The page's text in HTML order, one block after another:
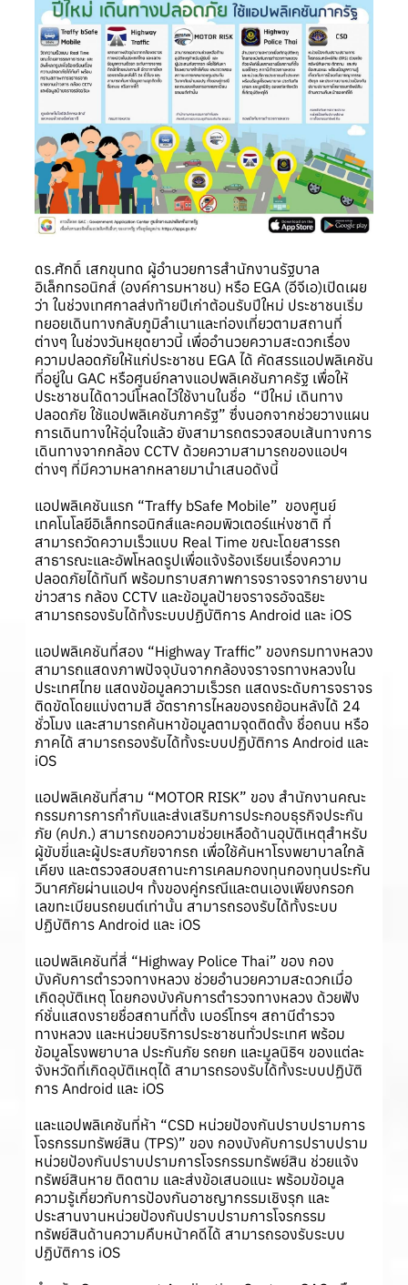
ดร.ศักดิ์ เสกขุนทด ผู้อำนวยการสำนักงานรัฐบาล
อิเล็กทรอนิกส์ (องค์การมหาชน) หรือ EGA (อีจีเอ)เปิดเผย
ว่า ในช่วงเทศกาลส่งท้ายปีเก่าต้อนรับปีใหม่ ประชาชนเริ่ม
ทยอยเดินทางกลับภูมิลำเนาและท่องเที่ยวตามสถานที่
ต่างๆ ในช่วงวันหยุดยาวนี้ เพื่ออำนวยความสะดวกเรื่อง
ความปลอดภัยให้แก่ประชาชน EGA ได้ คัดสรรแอปพลิเคชัน
ที่อยู่ใน GAC หรือศูนย์กลางแอปพลิเคชันภาครัฐ เพื่อให้
ประชาชนได้ดาวน์โหลดไว้ใช้งานในชื่อ “ปีใหม่ เดินทาง
ปลอดภัย ใช้แอปพลิเคชันภาครัฐ” ซึ่งนอกจากช่วยวางแผน
การเดินทางให้อุ่นใจแล้ว ยังสามารถตรวจสอบเส้นทางการ
เดินทางจากกล้อง CCTV ด้วยความสามารถของแอปฯ
ต่างๆ ที่มีความหลากหลายมานำเสนอดังนี้
แอปพลิเคชันแรก “Traffy bSafe Mobile” ของศูนย์
เทคโนโลยีอิเล็กทรอนิกส์และคอมพิวเตอร์แห่งชาติ ที่
สามารถวัดความเร็วแบบ Real Time ขณะโดยสารรถ
สาธารณะและอัพโหลดรูปเพื่อแจ้งร้องเรียนเรื่องความ
ปลอดภัยได้ทันที พร้อมทราบสภาพการจราจรจากรายงาน
ข่าวสาร กล้อง CCTV และข้อมูลป้ายจราจรอัจฉริยะ
สามารถรองรับได้ทั้งระบบปฏิบัติการ Android และ iOS
แอปพลิเคชันที่สอง “Highway Traffic” ของกรมทางหลวง
สามารถแสดงภาพปัจจุบันจากกล้องจราจรทางหลวงใน
ประเทศไทย แสดงข้อมูลความเร็วรถ แสดงระดับการจราจร
ติดขัดโดยแบ่งตามสี อัตราการไหลของรถย้อนหลังได้ 24
ชั่วโมง และสามารถค้นหาข้อมูลตามจุดติดตั้ง ชื่อถนน หรือ
ภาคได้ สามารถรองรับได้ทั้งระบบปฏิบัติการ Android และ
iOS
แอปพลิเคชันที่สาม “MOTOR RISK” ของ สำนักงานคณะ
กรรมการการกำกับและส่งเสริมการประกอบธุรกิจประกัน
ภัย (คปภ.) สามารถขอความช่วยเหลือด้านอุบัติเหตุสำหรับ
ผู้ขับขี่และผู้ประสบภัยจากรถ เพื่อใช้ค้นหาโรงพยาบาลใกล้
เคียง และตรวจสอบสถานะการเคลมกองทุนกองทุนประกัน
วินาศภัยผ่านแอปฯ ทั้งของคู่กรณีและตนเองเพียงกรอก
เลขทะเบียนรถยนต์เท่านั้น สามารถรองรับได้ทั้งระบบ
ปฏิบัติการ Android และ iOS
แอปพลิเคชันที่สี่ “Highway Police Thai” ของ กอง
บังคับการตำรวจทางหลวง ช่วยอำนวยความสะดวกเมื่อ
เกิดอุบัติเหตุ โดยกองบังคับการตำรวจทางหลวง ด้วยฟัง
ก์ชั่นแสดงรายชื่อสถานที่ตั้ง เบอร์โทรฯ สถานีตำรวจ
ทางหลวง และหน่วยบริการประชาชนทั่วประเทศ พร้อม
ข้อมูลโรงพยาบาล ประกันภัย รถยก และมูลนิธิฯ ของแต่ละ
จังหวัดที่เกิดอุบัติเหตุได้ สามารถรองรับได้ทั้งระบบปฏิบัติ
การ Android และ iOS
และแอปพลิเคชันที่ห้า “CSD หน่วยป้องกันปราบปรามการ
โจรกรรมทรัพย์สิน (TPS)” ของ กองบังคับการปราบปราม
หน่วยป้องกันปราบปรามการโจรกรรมทรัพย์สิน ช่วยแจ้ง
ทรัพย์สินหาย ติดตาม และส่งข้อเสนอแนะ พร้อมข้อมูล
ความรู้เกี่ยวกับการป้องกันอาชญากรรมเชิงรุก และ
ประสานงานหน่วยป้องกันปราบปรามการโจรกรรม
ทรัพย์สินด้านความคืบหน้าคดีได้ สามารถรองรับระบบ
ปฏิบัติการ iOS